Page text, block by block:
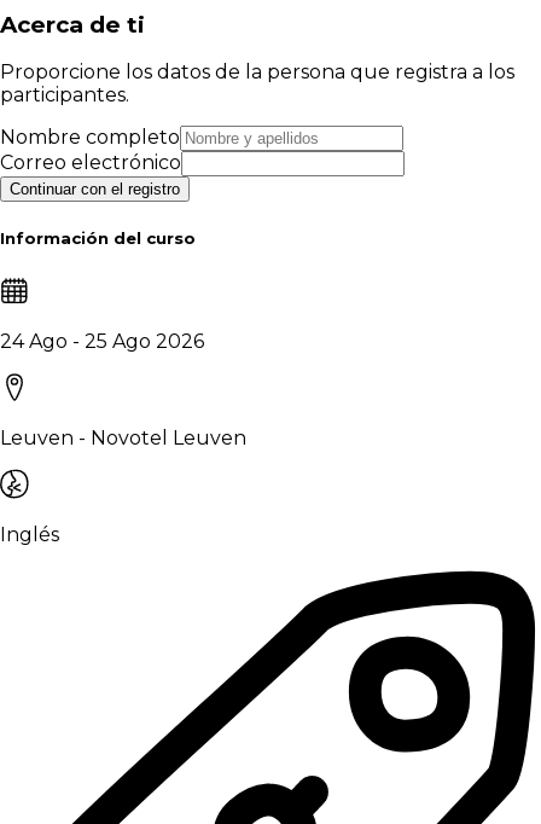
Acerca de ti
Proporcione los datos de la persona que registra a los
participantes.
Nombre completo
Correo electrónico
Continuar con el registro
Información del curso
24 Ago - 25 Ago 2026
Leuven - Novotel Leuven
Inglés